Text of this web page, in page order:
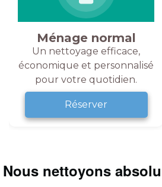
Ménage normal
Un nettoyage efficace,
économique et personnalisé
pour votre quotidien.
Réserver
Nous nettoyons